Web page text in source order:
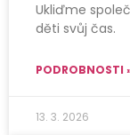
Ukliďme
děti svůj čas.
PODROBNOSTI
13. 3. 2026